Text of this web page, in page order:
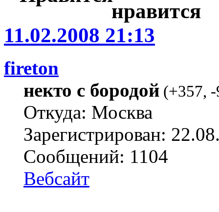
11.02.2008 21:13
fireton
некто с бородой (+357,
Откуда: Москва
Зарегистрирован:
Сообщений: 1104
Вебсайт